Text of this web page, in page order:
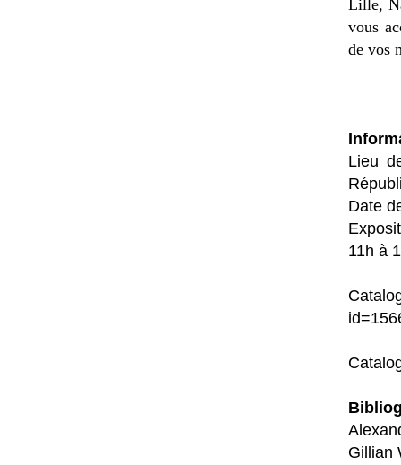
Lille,
vous
de vos
Lieu
Date
11h à
Gillian